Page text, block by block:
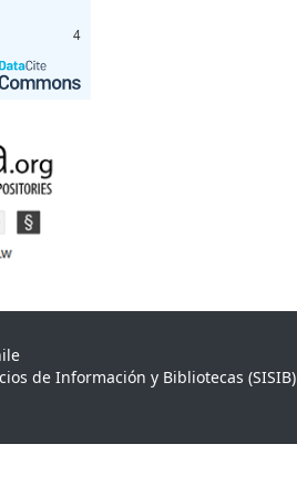
4
de Información y Bibliotecas (SISIB)